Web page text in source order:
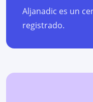
Aljanadic es un
registrado.